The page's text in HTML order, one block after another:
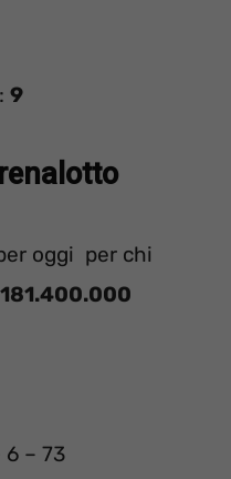
9
oggi per chi
181.400.000
6 – 73